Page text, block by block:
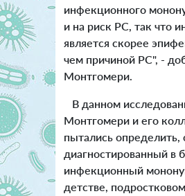
инфекционного
и на риск РС, так что
является скорее
чем причиной РС", -
Монтгомери.
В данном
Монтгомери и его
пытались определить,
диагностированный в
инфекционный
детстве,